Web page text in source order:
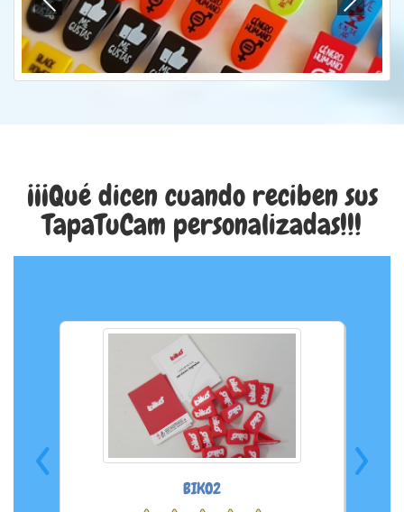
¡¡¡Qué dicen cuando reciben sus
TapaTuCam personalizadas!!!
GO LEARN LANGUAGES
‹ ›